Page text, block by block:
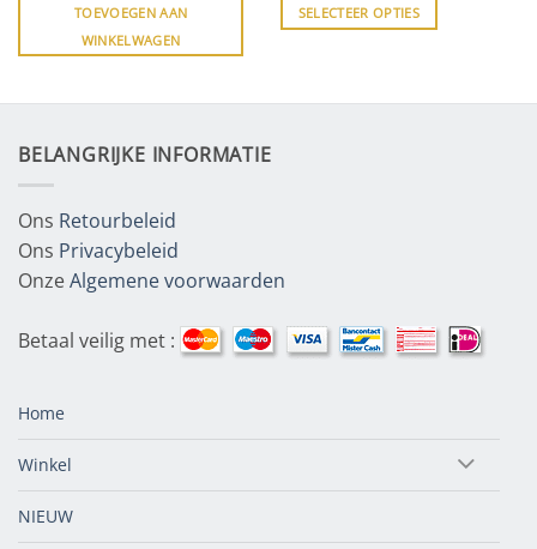
TOEVOEGEN AAN
WINKELWAGEN
SELECTEER OPTIES
BELANGRIJKE INFORMATIE
Ons Retourbeleid
Ons Privacybeleid
OnzeAlgemene voorwaarden
Betaal veilig met :
Home
Winkel
NIEUW